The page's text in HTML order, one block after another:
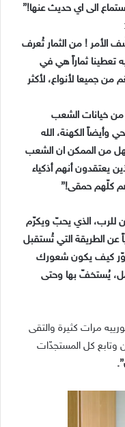
الى اي حديث عنها!”
الأمر ! من الثمار تُعرف
تعطينا ثماراً هي في
من جميعا لأنواع، لأكثر
من خيانات الشعب
وأيضاً الكهنة، الله
من الممكن ان الشعب
يعتقدون أنهم أذكياء
كلّهم حمقى!”
للرب، الذي يحبّ ويكرّم
عن الطريقة التي تُستقبل
كيف يكون شعورك
يُستخفّ بها وحتى
مرات كثيرة والتقى
وتابع كل المستجدّات